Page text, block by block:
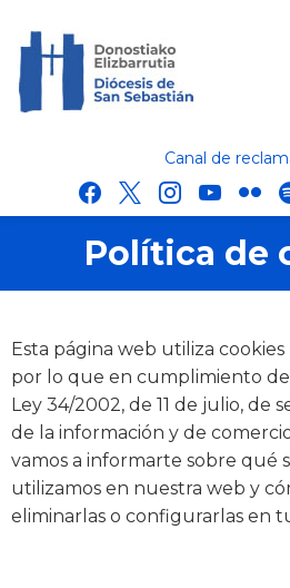
Canal de
facebook
x instagram
youtube
flickr
Política de
Esta página web utiliza
por lo que en cumplimiento
Ley 34/2002, de 11 de julio, de
de la información y de
vamos a informarte sobre qué
utilizamos en nuestra web y
eliminarlas o configurarlas en